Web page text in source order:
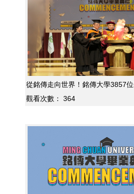
從銘傳走向世界！銘傳大學3857位
觀看次數：
364